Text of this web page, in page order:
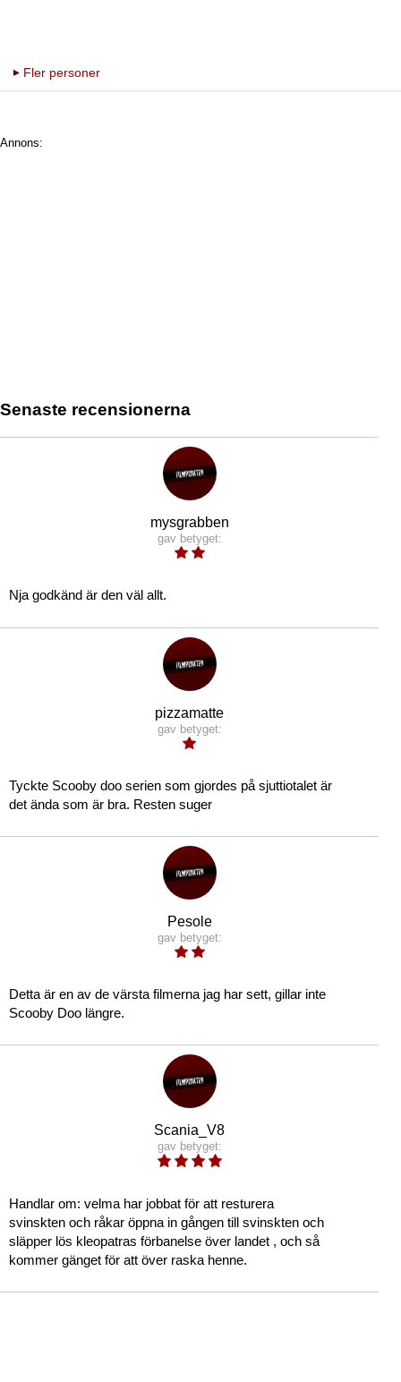
Fler personer
Annons:
Senaste recensionerna
mysgrabben
gav betyget:
Nja godkänd är den väl allt.
pizzamatte
gav betyget:
Tyckte Scooby doo serien som gjordes på sjuttiotalet är
det ända som är bra. Resten suger
Pesole
gav betyget:
Detta är en av de värsta filmerna jag har sett, gillar inte
Scooby Doo längre.
Scania_V8
gav betyget:
Handlar om: velma har jobbat för att resturera
svinskten och råkar öppna in gången till svinskten och
släpper lös kleopatras förbanelse över landet , och så
kommer gänget för att över raska henne.